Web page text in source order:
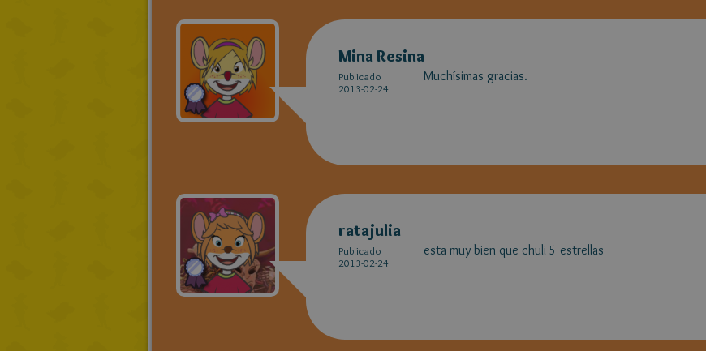
Mina Resina
Publicado
2013-02-24
Muchísimas gracias.
ratajulia
Publicado
2013-02-24
esta muy bien que chuli 5 estrellas